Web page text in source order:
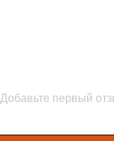
Добавьте первый